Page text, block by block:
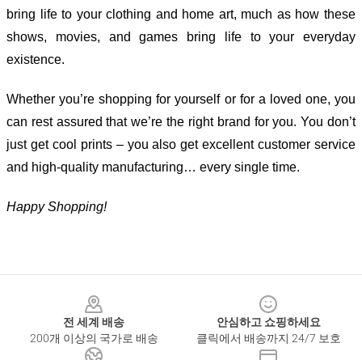
bring life to your clothing and home art, much as how these
shows, movies, and games bring life to your everyday
existence.
Whether you’re shopping for yourself or for a loved one, you
can rest assured that we’re the right brand for you. You don’t
just get cool prints – you also get excellent customer service
and high-quality manufacturing… every single time.
Happy Shopping!
전 세계 배송
200개 이상의 국가로 배송
안심하고 쇼핑하세요
클릭에서 배송까지 24/7 보호